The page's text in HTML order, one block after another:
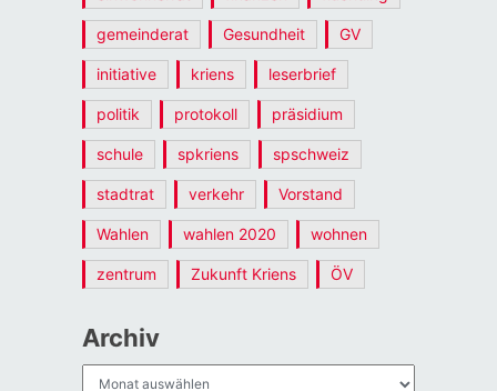
gemeinderat Gesundheit GV
initiative kriens leserbrief
politik protokoll präsidium
schule spkriens spschweiz
stadtrat verkehr Vorstand
Wahlen wahlen 2020 wohnen
zentrum Zukunft Kriens ÖV
Archiv